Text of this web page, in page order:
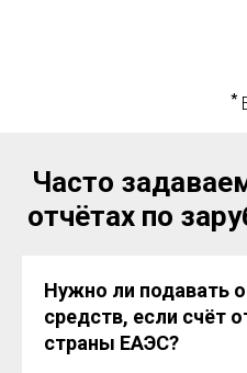
*
Часто
отчётах по
Нужно ли подавать
средств, если счёт
страны ЕАЭС?